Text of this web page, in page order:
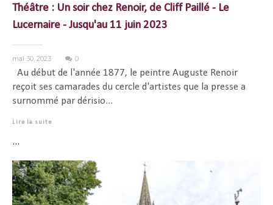
Théâtre : Un soir chez Renoir, de Cliff Paillé - Le
Lucernaire - Jusqu'au 11 juin 2023
mai 30, 2023 0
Au début de l'année 1877, le peintre Auguste Renoir
reçoit ses camarades du cercle d'artistes que la presse a
surnommé par dérisio...
Lire la suite
...